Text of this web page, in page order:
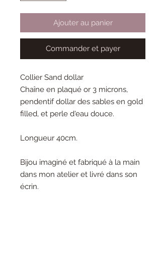
Ajouter au panier
Commander et payer
Collier Sand dollar
Chaîne en plaqué or 3 microns,
pendentif dollar des sables en gold
filled, et perle d'eau douce.
Longueur 40cm.
Bijou imaginé et fabriqué à la main
dans mon atelier et livré dans son
écrin.